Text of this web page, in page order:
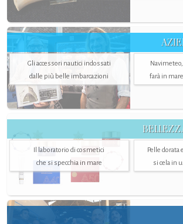
Gli accessori nautici indossati
dalle più belle imbarcazioni
farà in
Il laboratorio di cosmetici
che si specchia in mare
Pelle dorata
si cela in